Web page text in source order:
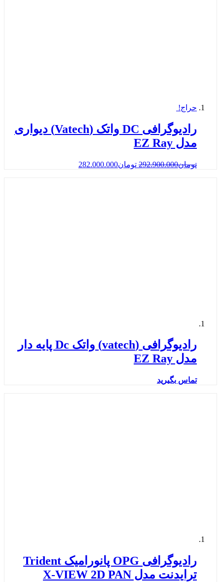
حراج!
رادیوگرافی DC واتک (Vatech) دیواری
مدل EZ Ray
تومان292.900.000 تومان282.000.000
رادیوگرافی (vatech) واتک Dc پایه دار
مدل EZ Ray
تماس بگیرید
رادیوگرافی OPG پانورامیک Trident
ترایدنت مدل X-VIEW 2D PAN